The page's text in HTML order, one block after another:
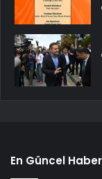
En Güncel